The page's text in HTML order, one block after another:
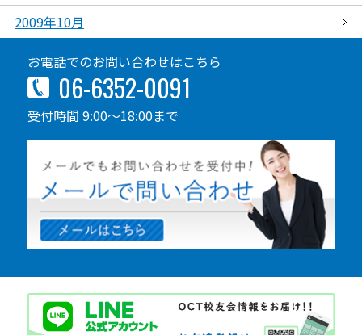
2009年10月
お電話でのお問い合わせはこちら
06-6352-0091
受付時間 9:00～18:00まで